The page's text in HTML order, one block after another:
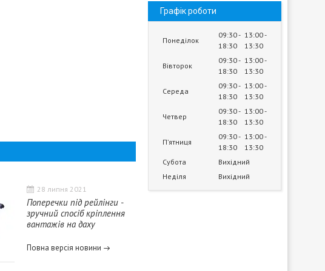
28 липня 2021
Поперечки під рейлінги -
зручний спосіб кріплення
вантажів на даху
Повна версія новини
Графік роботи
Понеділок
09:30
18:30
13:00
13:30
Вівторок
09:30
18:30
13:00
13:30
Середа
09:30
18:30
13:00
13:30
Четвер
09:30
18:30
13:00
13:30
Пʼятниця
09:30
18:30
13:00
13:30
Субота
Вихідний
Неділя
Вихідний